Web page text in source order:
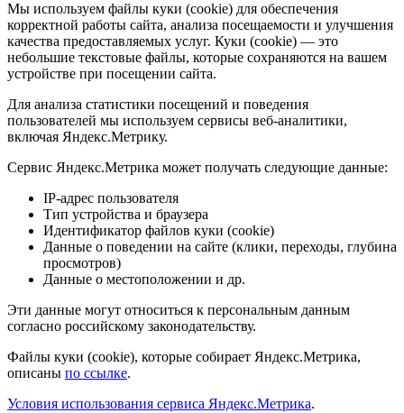
Мы используем файлы куки (cookie) для обеспечения
корректной работы сайта, анализа посещаемости и улучшения
качества предоставляемых услуг. Куки (cookie) — это
небольшие текстовые файлы, которые сохраняются на вашем
устройстве при посещении сайта.
Для анализа статистики посещений и поведения
пользователей мы используем сервисы веб-аналитики,
включая Яндекс.Метрику.
Сервис Яндекс.Метрика может получать следующие данные:
IP-адрес пользователя
Тип устройства и браузера
Идентификатор файлов куки (cookie)
Данные о поведении на сайте (клики, переходы, глубина
просмотров)
Данные о местоположении и др.
Эти данные могут относиться к персональным данным
согласно российскому законодательству.
Файлы куки (cookie), которые собирает Яндекс.Метрика,
описаны по ссылке.
Условия использования сервиса Яндекс.Метрика.